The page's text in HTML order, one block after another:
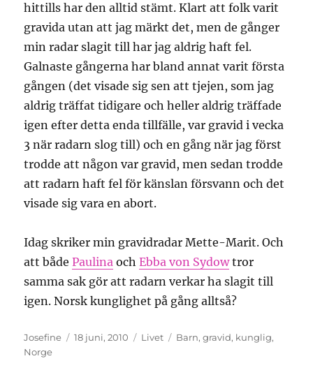
hittills har den alltid stämt. Klart att folk varit
gravida utan att jag märkt det, men de gånger
min radar slagit till har jag aldrig haft fel.
Galnaste gångerna har bland annat varit första
gången (det visade sig sen att tjejen, som jag
aldrig träffat tidigare och heller aldrig träffade
igen efter detta enda tillfälle, var gravid i vecka
3 när radarn slog till) och en gång när jag först
trodde att någon var gravid, men sedan trodde
att radarn haft fel för känslan försvann och det
visade sig vara en abort.
Idag skriker min gravidradar Mette-Marit. Och
att bådePaulina ochEbba von Sydowtror
samma sak gör att radarn verkar ha slagit till
igen. Norsk kunglighet på gång alltså?
Författare
Josefine
Publicerat
18 juni, 2010 Kategorier
Livet Etiketter
Barn,gravid, kunglig,
Norge